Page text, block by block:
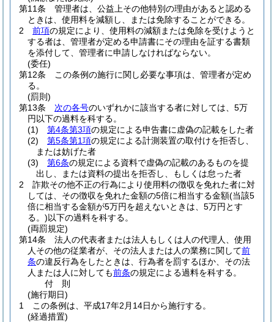
第11条
管理者は、公益上その他特別の理由があると認める
ときは、使用料を減額し、または免除することができる。
2
前項の規定により、使用料の減額または免除を受けようと
する者は、管理者が定める申請書にその理由を証する書類
を添付して、管理者に申請しなければならない。
(委任)
第12条
この条例の施行に関し必要な事項は、管理者が定め
る。
(罰則)
第13条
次の各号のいずれかに該当する者に対しては、5万
円以下の過料を科する。
(1)
第4条第3項の規定による申告書に虚偽の記載をした者
(2)
第5条第1項の規定による計測装置の取付けを拒否し、
または妨げた者
(3)
第6条の規定による資料で虚偽の記載のあるものを提
出し、または資料の提出を拒否し、もしくは怠った者
2
詐欺その他不正の行為により使用料の徴収を免れた者に対
しては、その徴収を免れた金額の5倍に相当する金額(当該5
倍に相当する金額が5万円を超えないときは、5万円とす
る。)以下の過料を科する。
(両罰規定)
第14条
法人の代表者または法人もしくは人の代理人、使用
人その他の従業者が、その法人または人の業務に関して前
条の違反行為をしたときは、行為者を罰するほか、その法
人または人に対しても前条の規定による過料を科する。
付 則
(施行期日)
1
この条例は、平成17年2月14日から施行する。
(経過措置)